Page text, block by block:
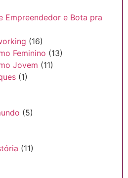
Empreendedor e Bota pra
(16)
Feminino (13)
Jovem (11)
(1)
(5)
(11)